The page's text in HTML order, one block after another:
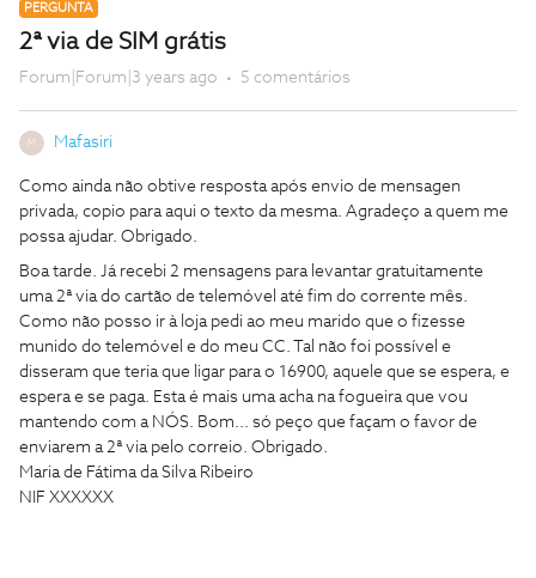
PERGUNTA
2ª via de SIM grátis
Forum|Forum|3 years ago 5 comentários
M Mafasiri
Como ainda não obtive resposta após envio de mensagen
privada, copio para aqui o texto da mesma. Agradeço a quem me
possa ajudar. Obrigado.
Boa tarde. Já recebi 2 mensagens para levantar gratuitamente
uma 2ª via do cartão de telemóvel até fim do corrente mês.
Como não posso ir à loja pedi ao meu marido que o fizesse
munido do telemóvel e do meu CC. Tal não foi possível e
disseram que teria que ligar para o 16900, aquele que se espera, e
espera e se paga. Esta é mais uma acha na fogueira que vou
mantendo com a NÓS. Bom... só peço que façam o favor de
enviarem a 2ª via pelo correio. Obrigado.
Maria de Fátima da Silva Ribeiro
NIF XXXXXX